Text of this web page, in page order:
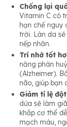
Chống lại
Vitamin C có
hạn chế nguy
trời. Làn da
nếp nhăn.
Trí nhớ tốt
năng phân
(Alzheimer).
não, giúp bạn
Giảm tỉ lệ
dứa sẽ làm
khắp cơ thể
mạch máu,